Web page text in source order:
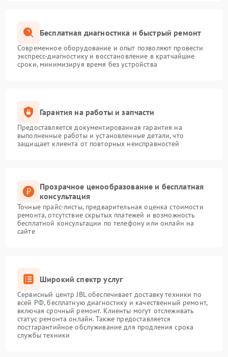
Бесплатная диагностика и быстрый ремонт
Современное оборудование и опыт позволяют провести
экспресс-диагностику и восстановление в кратчайшие
сроки, минимизируя время без устройства
Гарантия на работы и запчасти
Предоставляется документированная гарантия на
выполненные работы и установленные детали, что
защищает клиента от повторных неисправностей
Прозрачное ценообразование и бесплатная
консультация
Точные прайс-листы, предварительная оценка стоимости
ремонта, отсутствие скрытых платежей и возможность
бесплатной консультации по телефону или онлайн на
сайте
Широкий спектр услуг
Сервисный центр JBL обеспечивает доставку техники по
всей РФ, бесплатную диагностику и качественный ремонт,
включая срочный ремонт. Клиенты могут отслеживать
статус ремонта онлайн. Также предоставляется
постгарантийное обслуживание для продления срока
службы техники